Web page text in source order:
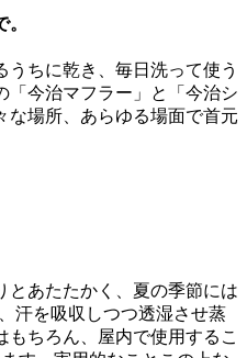
ちに乾き、毎日洗って使う
「今治マフラー」と「今治シ
な場所、あらゆる場面で首元
とあたたかく、夏の季節には
汗を吸収しつつ透湿させ蒸
ちろん、屋内で使用するこ